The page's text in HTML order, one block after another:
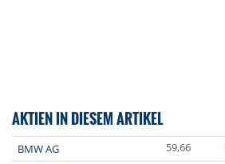
AKTIEN IN DIESEM ARTIKEL
BMW AG 59,66